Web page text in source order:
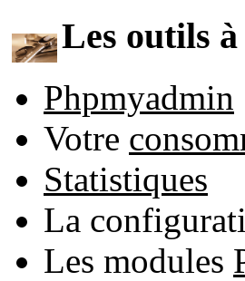
Les outils
Phpmyadmin
Votre
Statistiques
La
Les modules